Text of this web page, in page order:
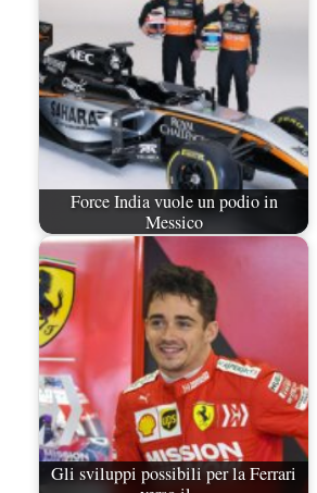
Force India vuole un podio in
Messico
Gli sviluppi possibili per la Ferrari